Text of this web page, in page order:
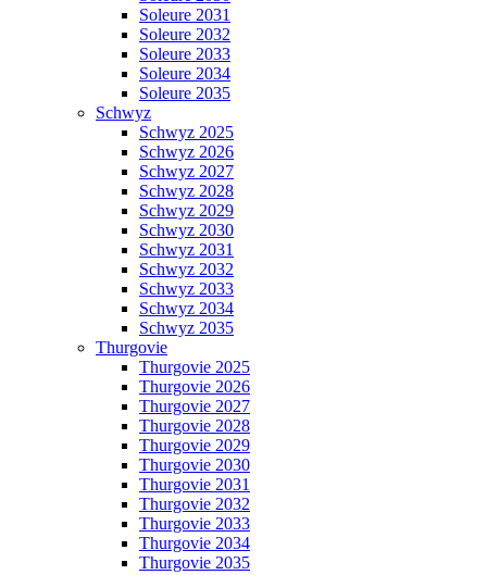
Soleure 2031
Soleure 2032
Soleure 2033
Soleure 2034
Soleure 2035
Schwyz
Schwyz 2025
Schwyz 2026
Schwyz 2027
Schwyz 2028
Schwyz 2029
Schwyz 2030
Schwyz 2031
Schwyz 2032
Schwyz 2033
Schwyz 2034
Schwyz 2035
Thurgovie
Thurgovie 2025
Thurgovie 2026
Thurgovie 2027
Thurgovie 2028
Thurgovie 2029
Thurgovie 2030
Thurgovie 2031
Thurgovie 2032
Thurgovie 2033
Thurgovie 2034
Thurgovie 2035